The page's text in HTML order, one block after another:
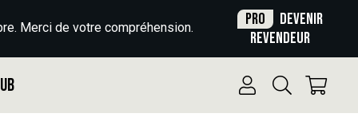
Merci de votre compréhension. Pro
Devenir
revendeur